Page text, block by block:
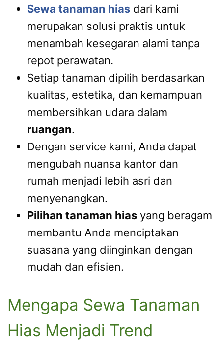
Sewa tanaman hias dari kami
merupakan solusi praktis untuk
menambah kesegaran alami tanpa
repot perawatan.
Setiap tanaman dipilih berdasarkan
kualitas, estetika, dan kemampuan
membersihkan udara dalam
ruangan.
Dengan service kami, Anda dapat
mengubah nuansa kantor dan
rumah menjadi lebih asri dan
menyenangkan.
Pilihan tanaman hias yang beragam
membantu Anda menciptakan
suasana yang diinginkan dengan
mudah dan efisien.
Mengapa Sewa Tanaman
Hias Menjadi Trend